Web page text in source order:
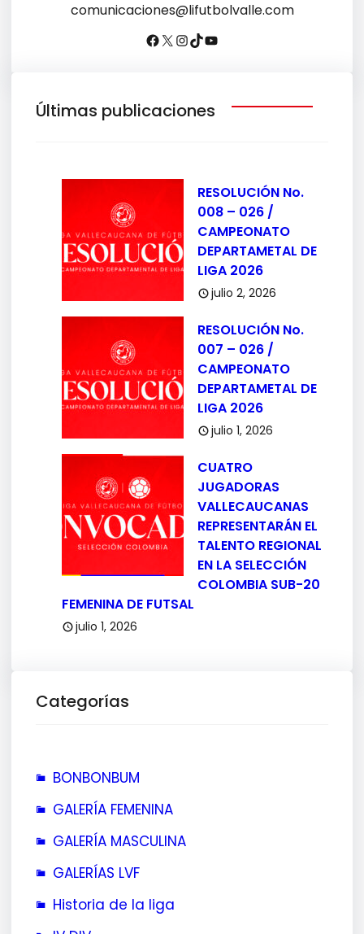
comunicaciones@lifutbolvalle.com
Últimas publicaciones
RESOLUCIÓN No.
008 – 026 /
CAMPEONATO
DEPARTAMETAL DE
LIGA 2026
julio 2, 2026
RESOLUCIÓN No.
007 – 026 /
CAMPEONATO
DEPARTAMETAL DE
LIGA 2026
julio 1, 2026
CUATRO
JUGADORAS
VALLECAUCANAS
REPRESENTARÁN EL
TALENTO REGIONAL
EN LA SELECCIÓN
COLOMBIA SUB-20
FEMENINA DE FUTSAL
julio 1, 2026
Categorías
BONBONBUM
GALERÍA FEMENINA
GALERÍA MASCULINA
GALERÍAS LVF
Historia de la liga